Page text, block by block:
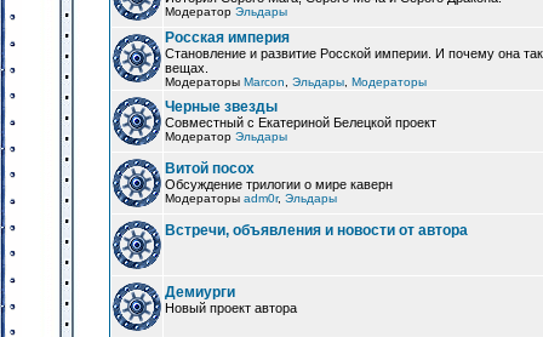
Модератор Эльдары
Росская империя
Становление и развитие Росской империи. И почему она
вещах.
Модераторы Marcon Эльдары Модераторы
Черные звезды
Совместный с Екатериной Белецкой проект
Модератор Эльдары
Витой посох
Обсуждение трилогии о мире каверн
Модераторы adm0r, Эльдары
Встречи, объявления и новости от автора
Демиурги
Новый проект автора